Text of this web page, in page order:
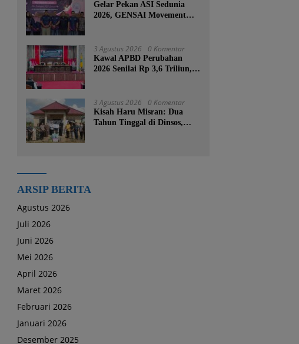
Gelar Pekan ASI Sedunia
2026, GENSAI Movement
3 Agustus 2026 0 Komentar
Kawal APBD Perubahan
2026 Senilai Rp 3,6 Triliun,
3 Agustus 2026 0 Komentar
Kisah Haru Misran: Dua
Tahun Tinggal di Dinsos,
ARSIP BERITA
Agustus 2026
Juli 2026
Juni 2026
Mei 2026
April 2026
Maret 2026
Februari 2026
Januari 2026
Desember 2025